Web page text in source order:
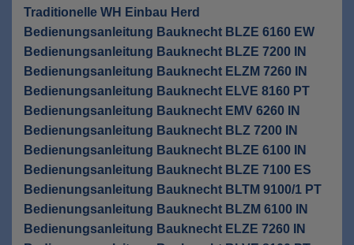
Traditionelle WH Einbau Herd
Bedienungsanleitung Bauknecht BLZE 6160 EW
Bedienungsanleitung Bauknecht BLZE 7200 IN
Bedienungsanleitung Bauknecht ELZM 7260 IN
Bedienungsanleitung Bauknecht ELVE 8160 PT
Bedienungsanleitung Bauknecht EMV 6260 IN
Bedienungsanleitung Bauknecht BLZ 7200 IN
Bedienungsanleitung Bauknecht BLZE 6100 IN
Bedienungsanleitung Bauknecht BLZE 7100 ES
Bedienungsanleitung Bauknecht BLTM 9100/1 PT
Bedienungsanleitung Bauknecht BLZM 6100 IN
Bedienungsanleitung Bauknecht ELZE 7260 IN